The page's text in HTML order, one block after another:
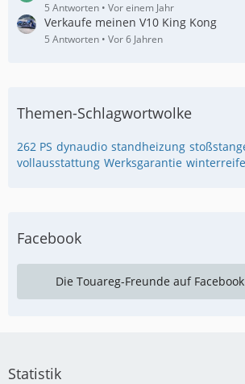
5 Antworten Vor einem Jahr
Verkaufe meinen V10 King Kong
5 Antworten Vor 6 Jahren
Themen-Schlagwortwolke
262 PS dynaudio standheizung
vollausstattung Werksgarantie
Facebook
Die Touareg-Freunde auf Facebook
Statistik